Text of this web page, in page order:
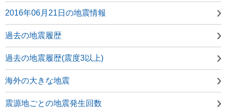
2016年06月21日の地震情報
過去の地震履歴
過去の地震履歴(震度3以上)
海外の大きな地震
震源地ごとの地震発生回数